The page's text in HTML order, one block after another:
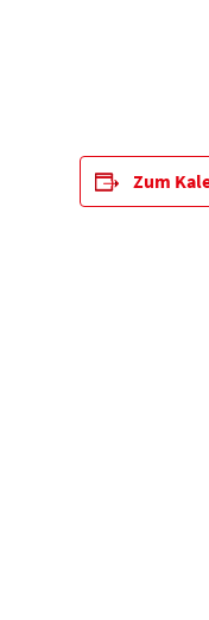
Zum